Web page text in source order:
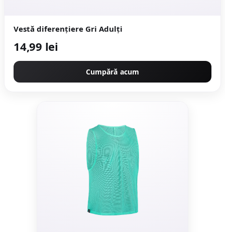
Vestă diferențiere Gri Adulți
14,99 lei
Cumpără acum